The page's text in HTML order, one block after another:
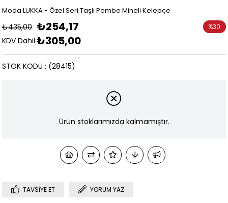
Moda LUKKA - Özel Seri Taşlı Pembe Mineli Kelepçe
₺435,00 ₺254,17
KDV Dahil ₺305,00
%30
(28415)
STOK KODU
Ürün stoklarımızda kalmamıştır.
TAVSIYE ET YORUM YAZ